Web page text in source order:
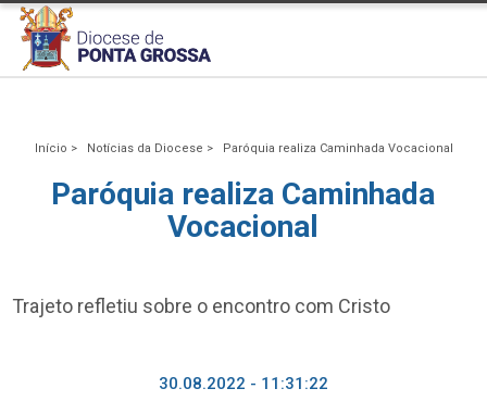
Início > Notícias da Diocese > Paróquia realiza Caminhada Vocacional
Paróquia realiza Caminhada
Vocacional
Trajeto refletiu sobre o encontro com Cristo
30.08.2022 - 11:31:22